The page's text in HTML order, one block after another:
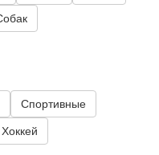
Спортивные
Хоккей